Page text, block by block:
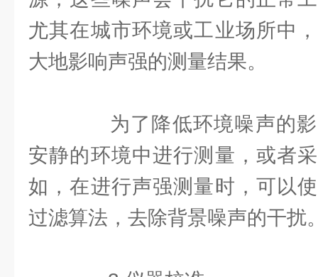
尤其在城市环境或工业场所中
大地影响声强的测量结果。
为了降低环境噪声的影
安静的环境中进行测量，或者
如，在进行声强测量时，可以
过滤算法，去除背景噪声的干扰